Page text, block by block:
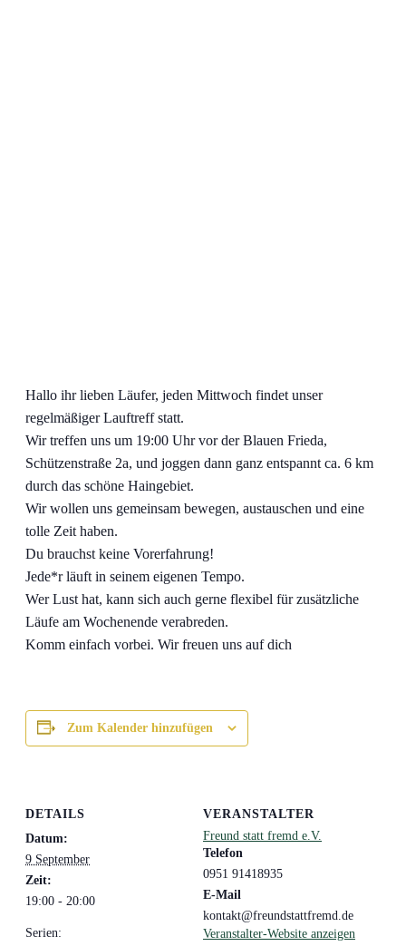
Hallo ihr lieben Läufer, jeden Mittwoch findet unser
regelmäßiger Lauftreff statt.
Wir treffen uns um 19:00 Uhr vor der Blauen Frieda,
Schützenstraße 2a, und joggen dann ganz entspannt ca. 6 km
durch das schöne Haingebiet.
Wir wollen uns gemeinsam bewegen, austauschen und eine
tolle Zeit haben.
Du brauchst keine Vorerfahrung!
Jede*r läuft in seinem eigenen Tempo.
Wer Lust hat, kann sich auch gerne flexibel für zusätzliche
Läufe am Wochenende verabreden.
Komm einfach vorbei. Wir freuen uns auf dich
Zum Kalender hinzufügen
DETAILS
Datum:
9 September
Zeit:
19:00 - 20:00
Serien:
VERANSTALTER
Freund statt fremd e.V.
Telefon
0951 91418935
E-Mail
kontakt@freundstattfremd.de
Veranstalter-Website anzeigen